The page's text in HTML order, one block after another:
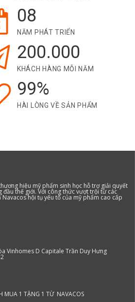
08
NĂM PHÁT TRIỂN
200.000
KHÁCH HÀNG MỖI NĂM
99%
HÀI LÒNG VỀ SẢN PHẨM
hiệu mỹ phẩm sinh học hỗ trợ giải quyết
đầu thế giới. Với công thức vượt trội từ các
hội tụ yếu tố của mỹ phẩm cao cấp
Vinhomes D Capitale Trần Duy Hưng
MUA 1 TẶNG 1 TỪ NAVACOS